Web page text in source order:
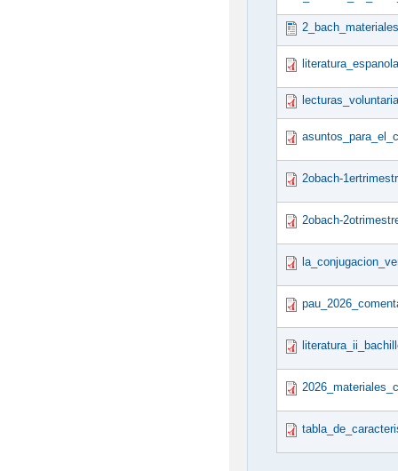
2obach-
2obach-